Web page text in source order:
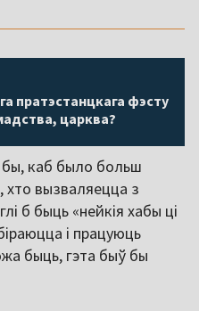
пратэстанцкага фэсту
царква?
бы, каб было больш
хто вызваляецца з
б быць «нейкія хабы ці
і працуюць
быць, гэта быў бы